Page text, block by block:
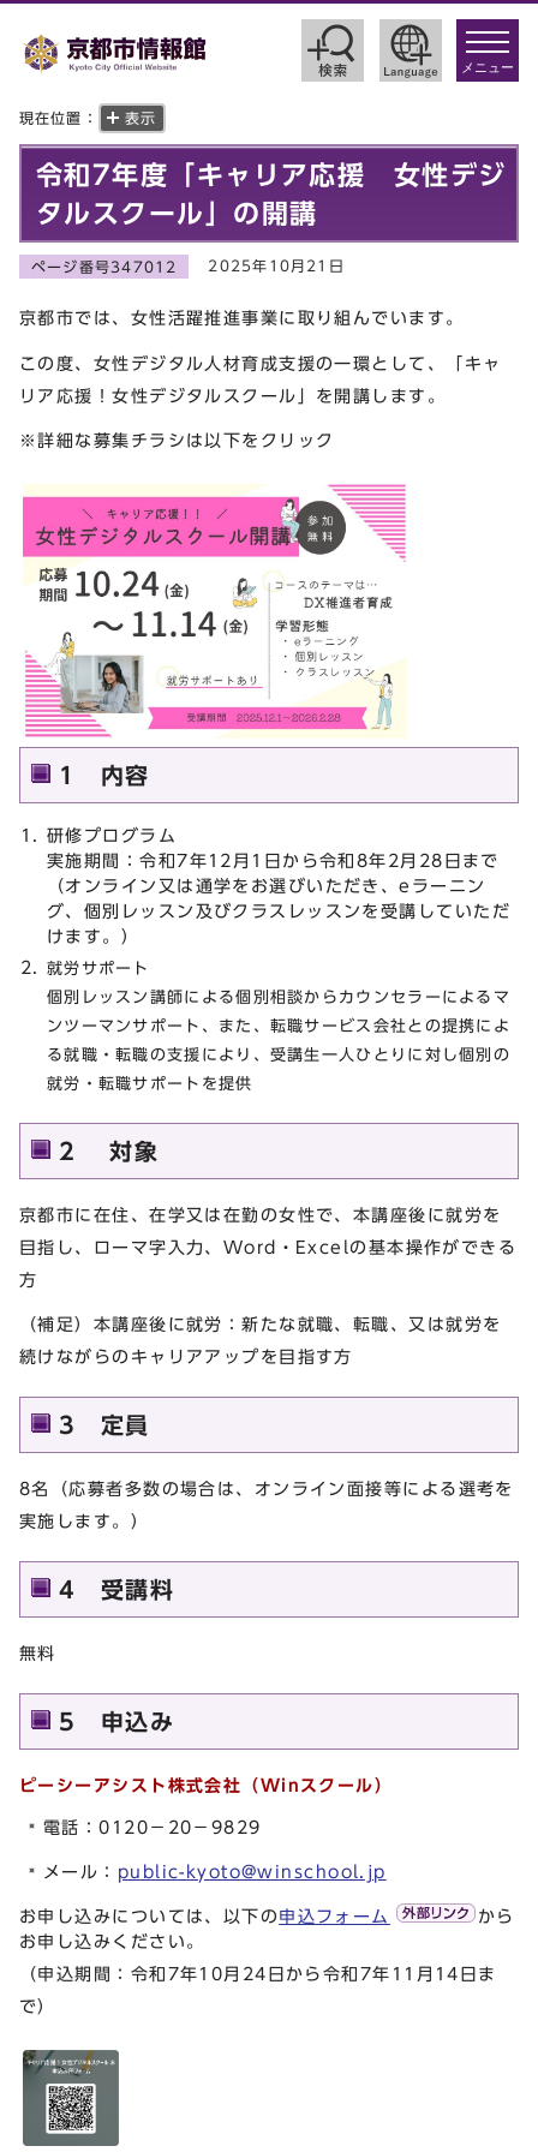
toggle
メニュー
現在位置： 表示
令和7年度「キャリア応援 女性デジ
タルスクール」の開講
ページ番号347012 2025年10月21日
京都市では、女性活躍推進事業に取り組んでいます。
この度、女性デジタル人材育成支援の一環として、「キャ
リア応援！女性デジタルスクール」を開講します。
※詳細な募集チラシは以下をクリック
1 内容
研修プログラム
実施期間：令和7年12月1日から令和8年2月28日まで
（オンライン又は通学をお選びいただき、eラーニン
グ、個別レッスン及びクラスレッスンを受講していただ
けます。）
就労サポート
個別レッスン講師による個別相談からカウンセラーによるマ
ンツーマンサポート、また、転職サービス会社との提携によ
る就職・転職の支援により、受講生一人ひとりに対し個別の
就労・転職サポートを提供
2 対象
京都市に在住、在学又は在勤の女性で、本講座後に就労を
目指し、ローマ字入力、Word・Excelの基本操作ができる
方
（補足）本講座後に就労：新たな就職、転職、又は就労を
続けながらのキャリアアップを目指す方
3 定員
8名（応募者多数の場合は、オンライン面接等による選考を
実施します。）
4 受講料
無料
5 申込み
ピーシーアシスト株式会社（Winスクール）
電話：0120－20－9829
メール： public-kyoto@winschool.jp
お申し込みについては、以下の 申込フォーム
から
お申し込みください。
（申込期間：令和7年10月24日から令和7年11月14日ま
で）